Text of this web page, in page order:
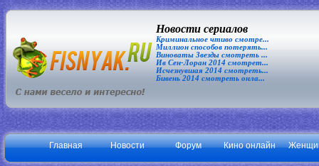
Новости сериалов
Криминальное чтиво смотре...
Миллион способов потерять...
Виноваты Звезды смотреть ...
Ив Сен-Лоран 2014 смотрет...
Исчезнувшая 2014 смотреть...
Бивень 2014 смотреть онла...
Главная Новости Форум Кино онлайн